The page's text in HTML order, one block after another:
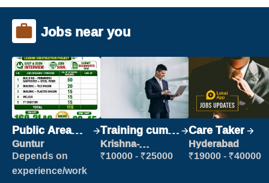
Jobs near you
Public Area
Cleaner
Guntur
Depends on
experience/work
Training cum
Placement
Krishna-
vijayawada
₹10000 - ₹25000
Care Taker
Hyderabad
₹19000 - ₹40000